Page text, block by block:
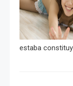
estaba